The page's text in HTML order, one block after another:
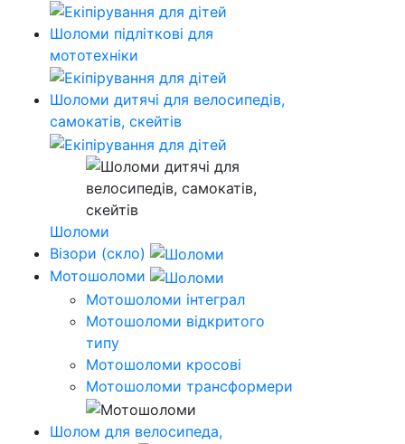
Шоломи підліткові для
мототехніки
Шоломи дитячі для велосипедів,
самокатів, скейтів
Шоломи
Візори (скло)
Мотошоломи
Мотошоломи інтеграл
Мотошоломи відкритого
типу
Мотошоломи кросові
Мотошоломи трансформери
Шолом для велосипеда,